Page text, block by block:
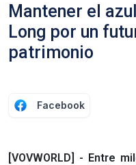
Mantener el
Long por un
patrimonio
Facebook
[VOVWORLD] - Entre